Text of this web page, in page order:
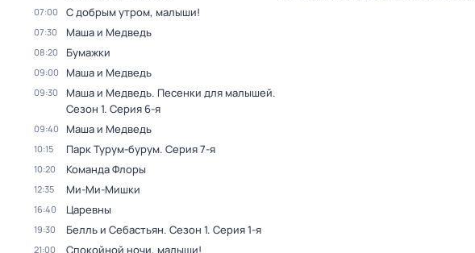
07:00 С добрым утром, малыши!
07:30 Маша и Медведь
08:20 Бумажки
09:00 Маша и Медведь
09:30 Маша и Медведь. Песенки для малышей.
Сезон 1. Серия 6-я
09:40 Маша и Медведь
10:15 Парк Турум-бурум. Серия 7-я
10:20 Команда Флоры
12:35 Ми-Ми-Мишки
16:40 Царевны
19:30 Белль и Себастьян. Сезон 1. Серия 1-я
21:00 Спокойной ночи, малыши!